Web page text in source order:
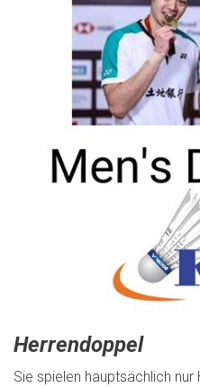
Herrendoppel
Sie spielen hauptsächlich